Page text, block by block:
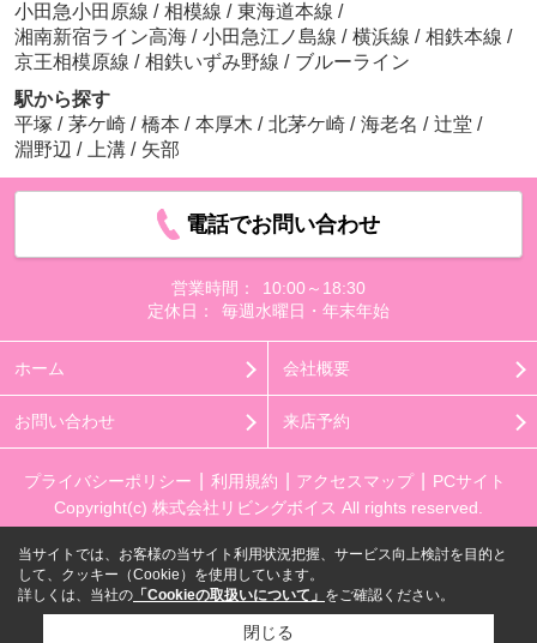
小田急小田原線 / 相模線 / 東海道本線 /
湘南新宿ライン高海 / 小田急江ノ島線 / 横浜線 / 相鉄本線 /
京王相模原線 / 相鉄いずみ野線 / ブルーライン
駅から探す
平塚 / 茅ケ崎 / 橋本 / 本厚木 / 北茅ケ崎 / 海老名 / 辻堂 /
淵野辺 / 上溝 / 矢部
電話でお問い合わせ
営業時間：
10:00～18:30
定休日：
毎週水曜日・年末年始
ホーム 会社概要
お問い合わせ 来店予約
プライバシーポリシー 利用規約 アクセスマップ
PCサイト
Copyright(c) 株式会社リビングボイス All rights reserved.
当サイトでは、お客様の当サイト利用状況把握、サービス向上検討を目的と
して、クッキー（Cookie）を使用しています。
詳しくは、当社の 「Cookieの取扱いについて」 をご確認ください。
閉じる